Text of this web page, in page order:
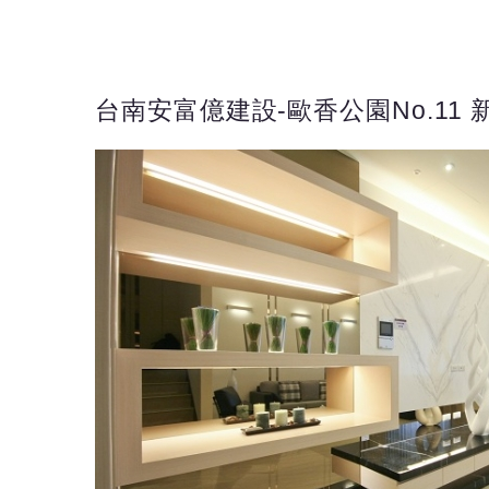
台南安富億建設-歐香公園No.11